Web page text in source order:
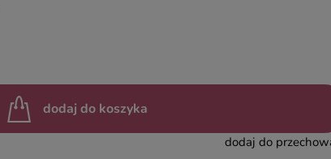
dodaj do koszyka
dodaj do